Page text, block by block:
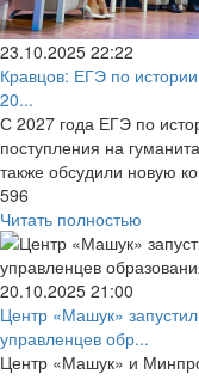
23.10.2025 22:22
Кравцов: ЕГЭ по
20...
С 2027 года ЕГЭ по
поступления на
также обсудили новую
596
Читать полностью
20.10.2025 21:00
Центр «Машук»
управленцев обр...
Центр «Машук» и